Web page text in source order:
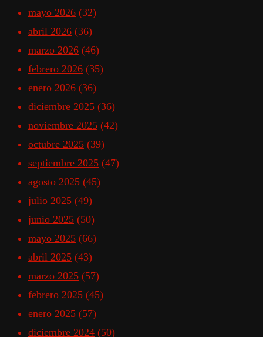
mayo 2026 (32)
abril 2026 (36)
marzo 2026 (46)
febrero 2026 (35)
enero 2026 (36)
diciembre 2025 (36)
noviembre 2025 (42)
octubre 2025 (39)
septiembre 2025 (47)
agosto 2025 (45)
julio 2025 (49)
junio 2025 (50)
mayo 2025 (66)
abril 2025 (43)
marzo 2025 (57)
febrero 2025 (45)
enero 2025 (57)
diciembre 2024 (50)